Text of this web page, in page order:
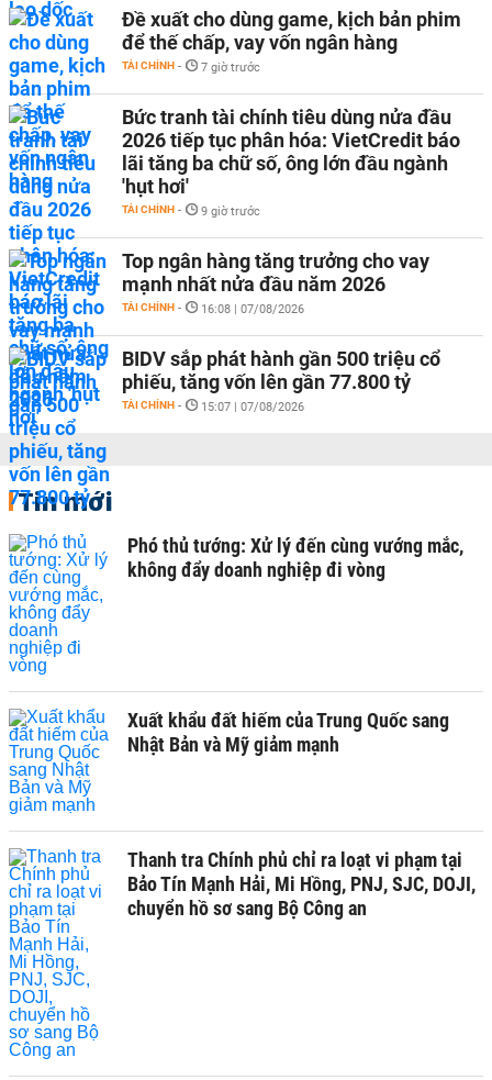
Đề xuất cho dùng game, kịch bản phim
để thế chấp, vay vốn ngân hàng
TÀI CHÍNH - 7 giờ trước
Bức tranh tài chính tiêu dùng nửa đầu
2026 tiếp tục phân hóa: VietCredit báo
lãi tăng ba chữ số, ông lớn đầu ngành
'hụt hơi'
TÀI CHÍNH - 9 giờ trước
Top ngân hàng tăng trưởng cho vay
mạnh nhất nửa đầu năm 2026
TÀI CHÍNH - 16:08 | 07/08/2026
BIDV sắp phát hành gần 500 triệu cổ
phiếu, tăng vốn lên gần 77.800 tỷ
TÀI CHÍNH - 15:07 | 07/08/2026
Tin mới
Phó thủ tướng: Xử lý đến cùng vướng mắc,
không đẩy doanh nghiệp đi vòng
Xuất khẩu đất hiếm của Trung Quốc sang
Nhật Bản và Mỹ giảm mạnh
Thanh tra Chính phủ chỉ ra loạt vi phạm tại
Bảo Tín Mạnh Hải, Mi Hồng, PNJ, SJC, DOJI,
chuyển hồ sơ sang Bộ Công an